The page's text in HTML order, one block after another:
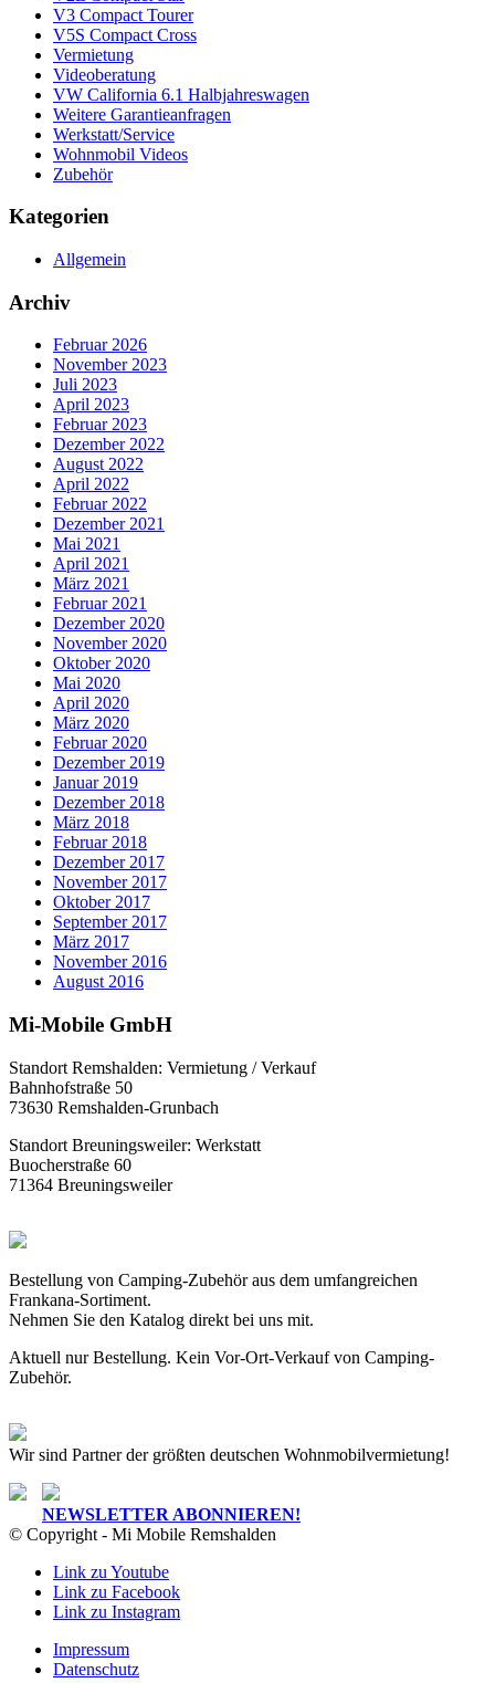
V3 Compact Tourer
V5S Compact Cross
Vermietung
Videoberatung
VW California 6.1 Halbjahreswagen
Weitere Garantieanfragen
Werkstatt/Service
Wohnmobil Videos
Zubehör
Kategorien
Allgemein
Archiv
Februar 2026
November 2023
Juli 2023
April 2023
Februar 2023
Dezember 2022
August 2022
April 2022
Februar 2022
Dezember 2021
Mai 2021
April 2021
März 2021
Februar 2021
Dezember 2020
November 2020
Oktober 2020
Mai 2020
April 2020
März 2020
Februar 2020
Dezember 2019
Januar 2019
Dezember 2018
März 2018
Februar 2018
Dezember 2017
November 2017
Oktober 2017
September 2017
März 2017
November 2016
August 2016
Mi-Mobile GmbH
Standort Remshalden: Vermietung / Verkauf
Bahnhofstraße 50
73630 Remshalden-Grunbach
Standort Breuningsweiler: Werkstatt
Buocherstraße 60
71364 Breuningsweiler
Bestellung von Camping-Zubehör aus dem umfangreichen
Frankana-Sortiment.
Nehmen Sie den Katalog direkt bei uns mit.
Aktuell nur Bestellung. Kein Vor-Ort-Verkauf von Camping-
Zubehör.
Wir sind Partner der größten deutschen Wohnmobilvermietung!
NEWSLETTER ABONNIEREN!
© Copyright - Mi Mobile Remshalden
Link zu Youtube
Link zu Facebook
Link zu Instagram
Impressum
Datenschutz